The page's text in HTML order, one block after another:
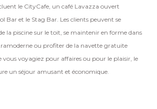
le CityCafe, un café Lavazza ouvert
Bar et le Stag Bar. Les clients peuvent se
la piscine sur le toit, se maintenir en forme dans
ou profiter de la navette gratuite
vous voyagiez pour affaires ou pour le plaisir, le
un séjour amusant et économique.